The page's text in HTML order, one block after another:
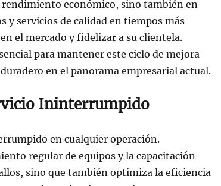
económico, sino también en
y servicios de calidad en tiempos más
el mercado y fidelizar a su clientela.
para mantener este ciclo de mejora
en el panorama empresarial actual.
Ininterrumpido
en cualquier operación.
regular de equipos y la capacitación
sino que también optimiza la eficiencia